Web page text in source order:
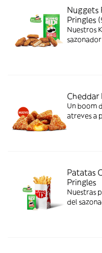
Nuggets
Pringles
Nuestros
Cheddar
Un boom
atreves a
Patatas
Pringles
Nuestras
del